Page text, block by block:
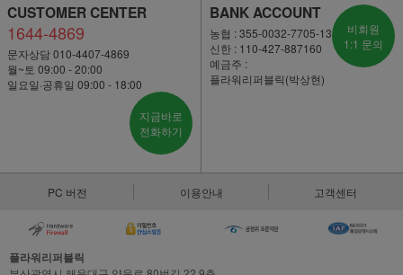
CUSTOMER CENTER
1644-4869
문자상담 010-4407-4869
월~토 09:00 - 20:00
일요일·공휴일 09:00 - 18:00
지금바로
전화하기
BANK ACCOUNT
농협 : 355-0032-7705-13
신한 : 110-427-887160
예금주 :
플라워리퍼블릭(박상현)
비회원
1:1 문의
PC 버전 이용안내 고객센터
플라워리퍼블릭